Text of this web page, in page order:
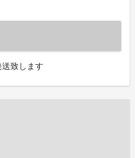
致します